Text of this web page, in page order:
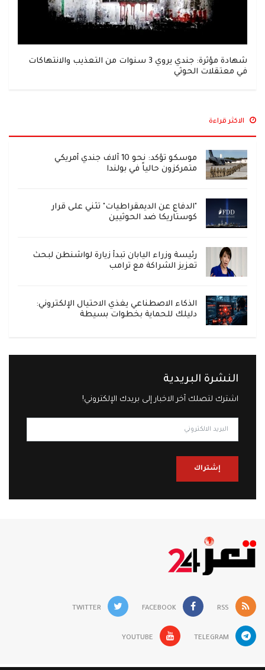
شهادة مؤثرة: جندي يروي 3 سنوات من التعذيب والانتهاكات
في معتقلات الحوثي
الاكثر قراءة
موسكو تؤكد: نحو 10 آلاف جندي أمريكي
متمركزون حالياً في بولندا
"الدفاع عن الديمقراطيات" تثني على قرار
كوستاريكا ضد الحوثيين
رئيسة وزراء اليابان تبدأ زيارة لواشنطن لبحث
تعزيز الشراكة مع ترامب
الذكاء الاصطناعي يغذي الاحتيال الإلكتروني:
دليلك للحماية بخطوات بسيطة
النشرة البريدية
اشترك لتصلك آخر الاخبار إلى بريدك الإلكتروني!
إشتراك
RSS
FACEBOOK
TWITTER
TELEGRAM
YOUTUBE